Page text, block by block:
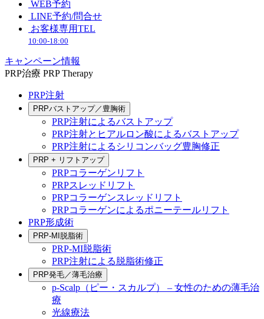
WEB予約
LINE予約/問合せ
お客様専用TEL
10:00-18:00
キャンペーン情報
PRP治療 PRP Therapy
PRP注射
PRPバストアップ／豊胸術
PRP注射によるバストアップ
PRP注射とヒアルロン酸によるバストアップ
PRP注射によるシリコンバッグ豊胸修正
PRP + リフトアップ
PRPコラーゲンリフト
PRPスレッドリフト
PRPコラーゲンスレッドリフト
PRPコラーゲンによるポニーテールリフト
PRP形成術
PRP-MI脱脂術
PRP-MI脱脂術
PRP注射による脱脂術修正
PRP発毛／薄毛治療
p-Scalp（ピー・スカルプ） – 女性のための薄毛治
療
光線療法